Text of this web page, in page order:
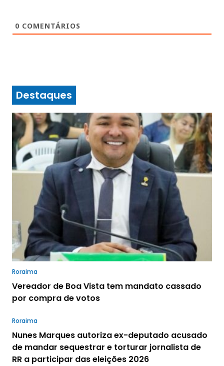
0 COMENTÁRIOS
Destaques
Roraima
Vereador de Boa Vista tem mandato cassado
por compra de votos
Roraima
Nunes Marques autoriza ex-deputado acusado
de mandar sequestrar e torturar jornalista de
RR a participar das eleições 2026